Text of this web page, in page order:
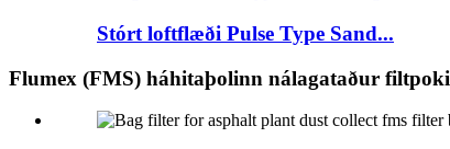
Stórt loftflæði Pulse Type Sand...
Flumex (FMS) háhitaþolinn nálagataður filtpoki